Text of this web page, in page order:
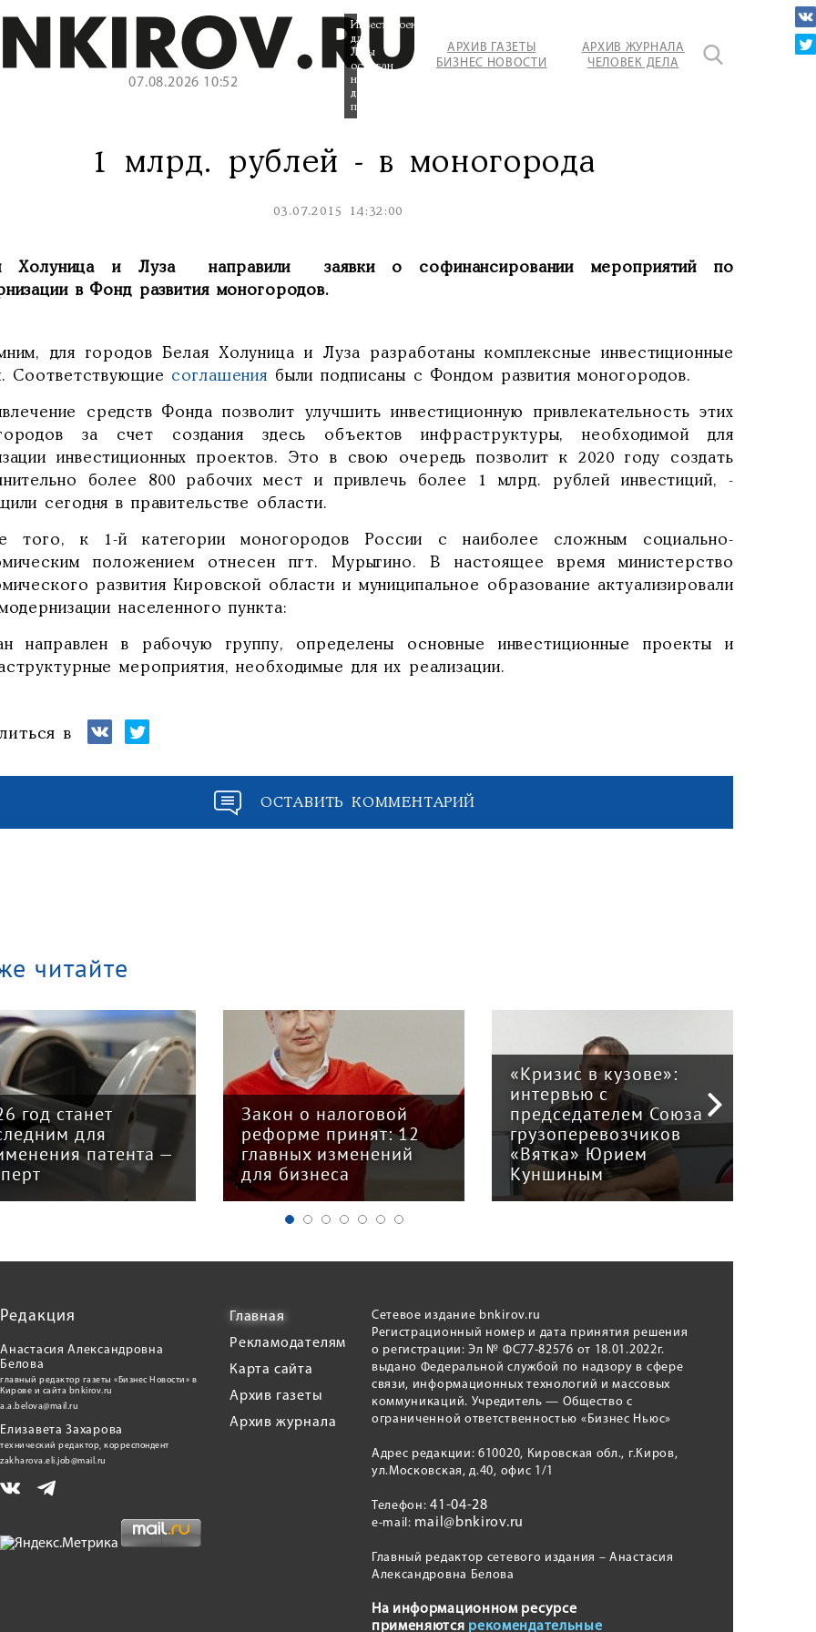
07.08.2026 10:52
АРХИВ ГАЗЕТЫ
БИЗНЕС НОВОСТИ
АРХИВ ЖУРНАЛА
ЧЕЛОВЕК ДЕЛА
Инвестпроект
для
Лузы
основан
на
дереобрабатывающем
производстве.
1 млрд. рублей - в моногорода
03.07.2015 14:32:00
Холуница и Луза направили заявки о софинансировании мероприятий по
в Фонд развития моногородов.
для городов Белая Холуница и Луза разработаны комплексные инвестиционные
Соответствующие соглашения были подписаны с Фондом развития моногородов.
средств Фонда позволит улучшить инвестиционную привлекательность этих
за счет создания здесь объектов инфраструктуры, необходимой для
инвестиционных проектов. Это в свою очередь позволит к 2020 году создать
более 800 рабочих мест и привлечь более 1 млрд. рублей инвестиций, -
сегодня в правительстве области.
того, к 1-й категории моногородов России с наиболее сложным социально-
положением отнесен пгт. Мурыгино. В настоящее время министерство
развития Кировской области и муниципальное образование актуализировали
населенного пункта:
направлен в рабочую группу, определены основные инвестиционные проекты и
мероприятия, необходимые для их реализации.
в
ОСТАВИТЬ КОММЕНТАРИЙ
читайте
год станет
для
патента —
Закон о налоговой
реформе принят: 12
главных изменений
для бизнеса
«Кризис в кузове»:
интервью с
председателем Союза
грузоперевозчиков
«Вятка» Юрием
Куншиным
Редакция
Анастасия Александровна
Белова
главный редактор газеты «Бизнес Новости» в
Кирове и сайта bnkirov.ru
a.a.belova@mail.ru
Елизавета Захарова
технический редактор, корреспондент
zakharova.eli.job@mail.ru
Главная
Рекламодателям
Карта сайта
Архив газеты
Архив журнала
Сетевое издание bnkirov.ru
Регистрационный номер и дата принятия решения
о регистрации: Эл № ФС77-82576 от 18.01.2022г.
выдано Федеральной службой по надзору в сфере
связи, информационных технологий и массовых
коммуникаций. Учредитель — Общество с
ограниченной ответственностью «Бизнес Ньюс»
Адрес редакции: 610020, Кировская обл., г.Киров,
ул.Московская, д.40, офис 1/1
Телефон:41-04-28
e-mail: mail@bnkirov.ru
Главный редактор сетевого издания – Анастасия
Александровна Белова
На информационном ресурсе
применяются рекомендательные